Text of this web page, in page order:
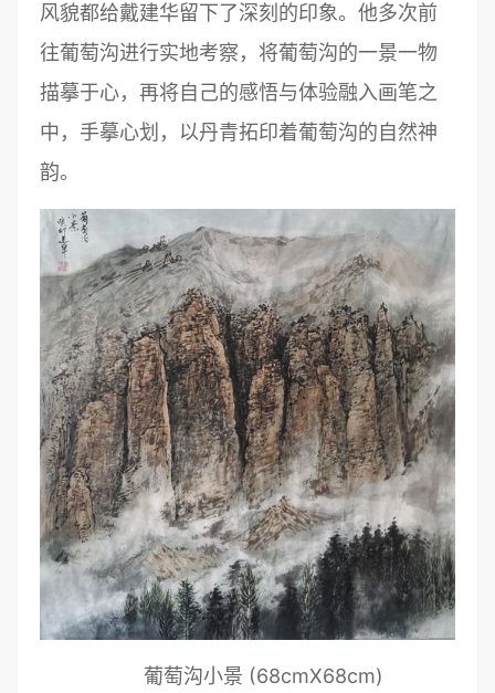
风貌都给戴建华留下了深刻的印象。他多次前
往葡萄沟进行实地考察，将葡萄沟的一景一物
描摹于心，再将自己的感悟与体验融入画笔之
中，手摹心划，以丹青拓印着葡萄沟的自然神
韵。
葡萄沟小景 (68cmX68cm)